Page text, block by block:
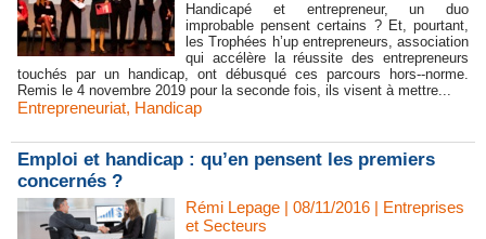
Handicapé et entrepreneur, un duo
improbable pensent certains ? Et, pourtant,
les Trophées h’up entrepreneurs, association
qui accélère la réussite des entrepreneurs
touchés par un handicap, ont débusqué ces parcours hors-­‐norme.
Remis le 4 novembre 2019 pour la seconde fois, ils visent à mettre...
Entrepreneuriat, Handicap
Emploi et handicap : qu’en pensent les premiers
concernés ?
Rémi Lepage | 08/11/2016 | Entreprises
et Secteurs